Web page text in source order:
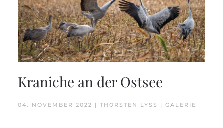
Kraniche an der Ostsee
04. NOVEMBER 2022 | THORSTEN LYSS | GALERIE